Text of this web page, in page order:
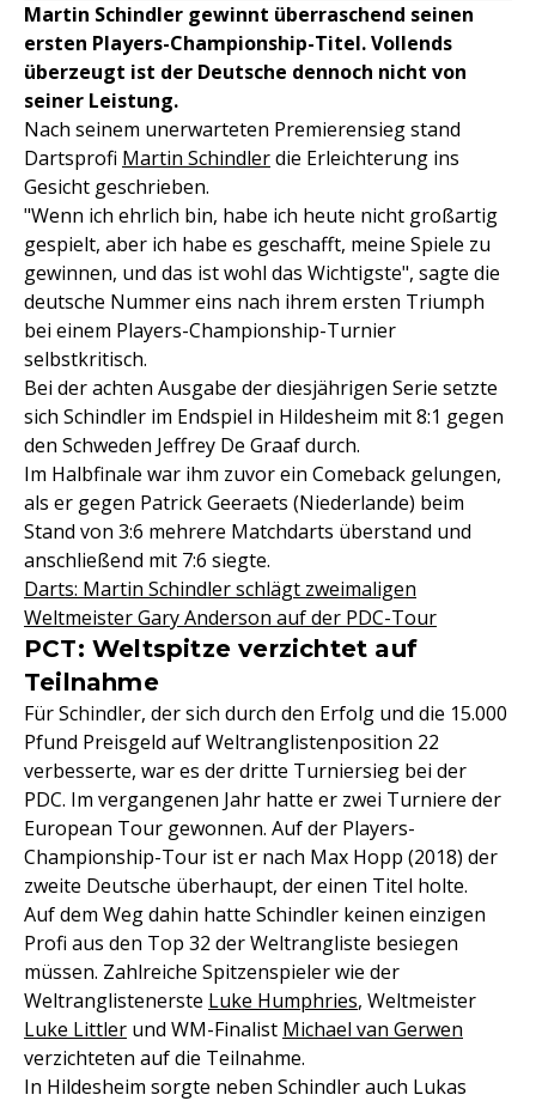
Martin Schindler gewinnt überraschend seinen
ersten Players-Championship-Titel. Vollends
überzeugt ist der Deutsche dennoch nicht von
seiner Leistung.
Nach seinem unerwarteten Premierensieg stand
Dartsprofi Martin Schindlerdie Erleichterung ins
Gesicht geschrieben.
"Wenn ich ehrlich bin, habe ich heute nicht großartig
gespielt, aber ich habe es geschafft, meine Spiele zu
gewinnen, und das ist wohl das Wichtigste", sagte die
deutsche Nummer eins nach ihrem ersten Triumph
bei einem Players-Championship-Turnier
selbstkritisch.
Bei der achten Ausgabe der diesjährigen Serie setzte
sich Schindler im Endspiel in Hildesheim mit 8:1 gegen
den Schweden Jeffrey De Graaf durch.
Im Halbfinale war ihm zuvor ein Comeback gelungen,
als er gegen Patrick Geeraets (Niederlande) beim
Stand von 3:6 mehrere Matchdarts überstand und
anschließend mit 7:6 siegte.
Darts: Martin Schindler schlägt zweimaligen
Weltmeister Gary Anderson auf der PDC-Tour
PCT: Weltspitze verzichtet auf
Teilnahme
Für Schindler, der sich durch den Erfolg und die 15.000
Pfund Preisgeld auf Weltranglistenposition 22
verbesserte, war es der dritte Turniersieg bei der
PDC. Im vergangenen Jahr hatte er zwei Turniere der
European Tour gewonnen. Auf der Players-
Championship-Tour ist er nach Max Hopp (2018) der
zweite Deutsche überhaupt, der einen Titel holte.
Auf dem Weg dahin hatte Schindler keinen einzigen
Profi aus den Top 32 der Weltrangliste besiegen
müssen. Zahlreiche Spitzenspieler wie der
Weltranglistenerste Luke Humphries, Weltmeister
Luke Littler und WM-Finalist Michael van Gerwen
verzichteten auf die Teilnahme.
In Hildesheim sorgte neben Schindler auch Lukas